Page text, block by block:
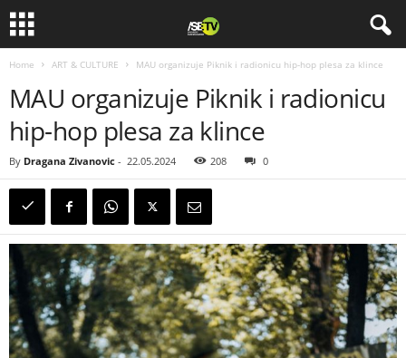
Home ART & CULTURE MAU organizuje Piknik i radionicu hip-hop plesa za klince
MAU organizuje Piknik i radionicu
hip-hop plesa za klince
By Dragana Zivanovic - 22.05.2024 208 0